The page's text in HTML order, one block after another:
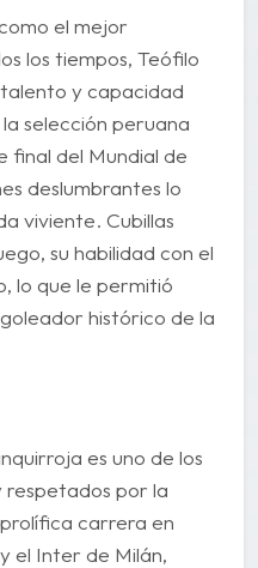
el mejor
los tiempos, Teófilo
talento y capacidad
selección peruana
final del Mundial de
deslumbrantes lo
viviente. Cubillas
su habilidad con el
lo que le permitió
histórico de la
es uno de los
respetados por la
carrera en
el Inter de Milán,